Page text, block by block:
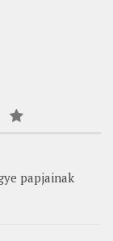
papjainak